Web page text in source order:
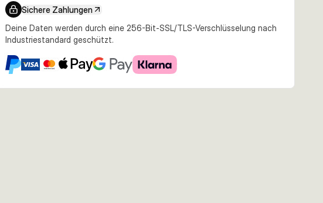
Sichere Zahlungen
Deine Daten werden durch eine 256-Bit-SSL/TLS-Verschlüsselung nach
Industriestandard geschützt.